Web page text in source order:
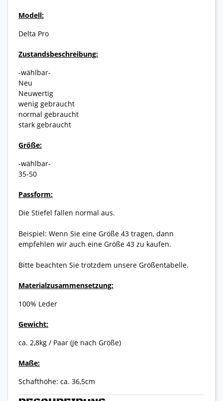
Modell:
Delta Pro
Zustandsbeschreibung:
-wählbar-
Neu
Neuwertig
wenig gebraucht
normal gebraucht
stark gebraucht
Größe:
-wählbar-
35-50
Passform:
Die Stiefel fallen normal aus.
Beispiel: Wenn Sie eine Größe 43 tragen, dann
empfehlen wir auch eine Größe 43 zu kaufen.
Bitte beachten Sie trotzdem unsere Größentabelle.
Materialzusammensetzung:
100% Leder
Gewicht:
ca. 2,8kg / Paar (je nach Größe)
Maße:
Schafthöhe: ca. 36,5cm